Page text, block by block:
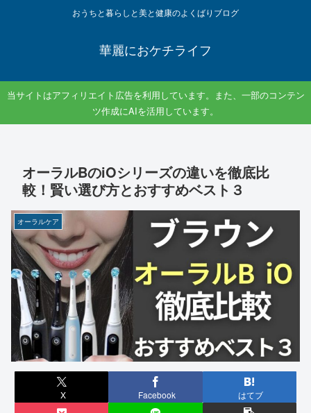
おうちと暮らしと美と健康のよくばりブログ
華麗におケチライフ
当サイトはアフィリエイト広告を利用しています。また、一部のコンテン
ツ作成にAIを活用しています。
オーラルBのiOシリーズの違いを徹底比
較！賢い選び方とおすすめベスト３
オーラルケア
X Facebook はてブ